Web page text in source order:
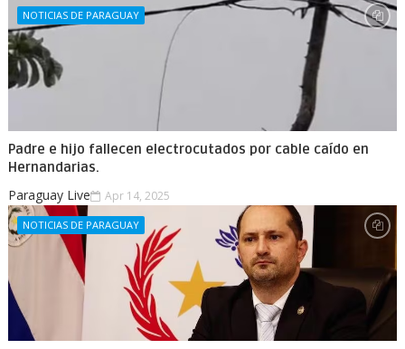
NOTICIAS DE PARAGUAY
Padre e hijo fallecen electrocutados por cable caído en
Hernandarias.
Paraguay Live Apr 14, 2025
NOTICIAS DE PARAGUAY